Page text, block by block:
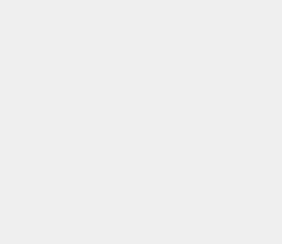
がある場合
が要求された場合